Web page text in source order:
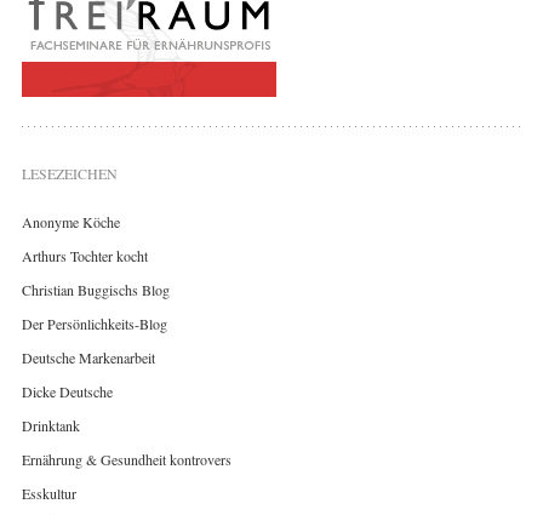
LESEZEICHEN
Anonyme Köche
Arthurs Tochter kocht
Christian Buggischs Blog
Der Persönlichkeits-Blog
Deutsche Markenarbeit
Dicke Deutsche
Drinktank
Ernährung & Gesundheit kontrovers
Esskultur